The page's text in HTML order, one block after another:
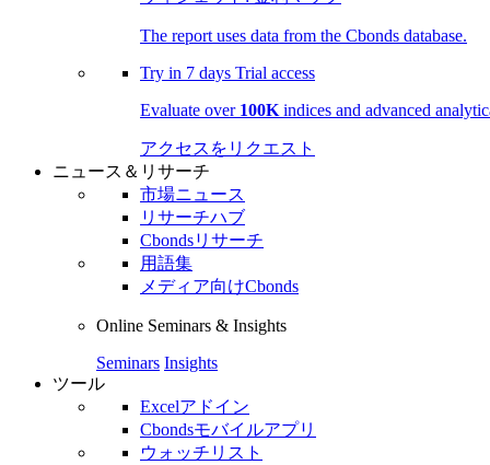
The report uses data from the Cbonds database.
Try in 7 days Trial access
Evaluate over 100K indices and advanced
アクセスをリクエスト
ニュース＆リサーチ
市場ニュース
リサーチハブ
Cbondsリサーチ
用語集
メディア向けCbonds
Online Seminars & Insights
Seminars Insights
ツール
Excelアドイン
Cbondsモバイルアプリ
ウォッチリスト